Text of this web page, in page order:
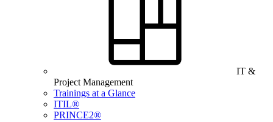
IT &
Project Management
Trainings at a Glance
ITIL®
PRINCE2®